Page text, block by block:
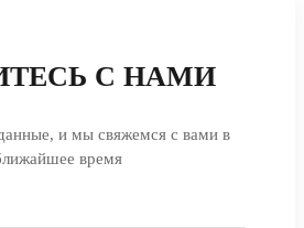
С НАМИ
и мы свяжемся с вами в
время